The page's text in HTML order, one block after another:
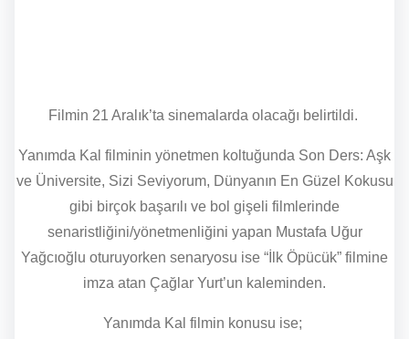
Filmin 21 Aralık’ta sinemalarda olacağı belirtildi.
Yanımda Kal filminin yönetmen koltuğunda Son Ders: Aşk
ve Üniversite, Sizi Seviyorum, Dünyanın En Güzel Kokusu
gibi birçok başarılı ve bol gişeli filmlerinde
senaristliğini/yönetmenliğini yapan Mustafa Uğur
Yağcıoğlu oturuyorken senaryosu ise “İlk Öpücük” filmine
imza atan Çağlar Yurt’un kaleminden.
Yanımda Kal filmin konusu ise;